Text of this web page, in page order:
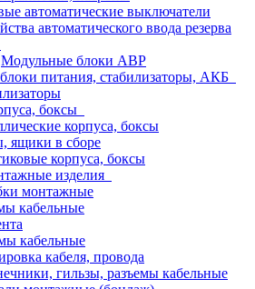
автоматические выключатели
автоматического ввода резерва
Модульные блоки АВР
питания, стабилизаторы, АКБ
боксы
корпуса, боксы
ящики в сборе
корпуса, боксы
изделия
монтажные
кабельные
кабельные
кабеля, провода
гильзы, разъемы кабельные